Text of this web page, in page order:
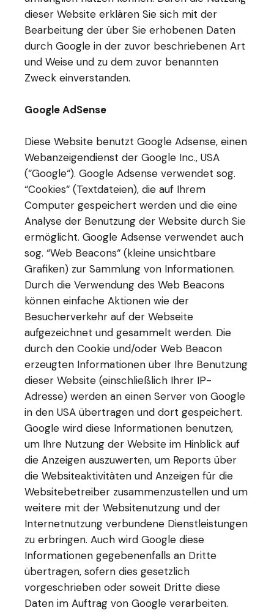
dieser Website erklären Sie sich mit der
Bearbeitung der über Sie erhobenen Daten
durch Google in der zuvor beschriebenen Art
und Weise und zu dem zuvor benannten
Zweck einverstanden.
Google AdSense
Diese Website benutzt Google Adsense, einen
Webanzeigendienst der Google Inc., USA
(“Google“). Google Adsense verwendet sog.
“Cookies“ (Textdateien), die auf Ihrem
Computer gespeichert werden und die eine
Analyse der Benutzung der Website durch Sie
ermöglicht. Google Adsense verwendet auch
sog. “Web Beacons“ (kleine unsichtbare
Grafiken) zur Sammlung von Informationen.
Durch die Verwendung des Web Beacons
können einfache Aktionen wie der
Besucherverkehr auf der Webseite
aufgezeichnet und gesammelt werden. Die
durch den Cookie und/oder Web Beacon
erzeugten Informationen über Ihre Benutzung
dieser Website (einschließlich Ihrer IP-
Adresse) werden an einen Server von Google
in den USA übertragen und dort gespeichert.
Google wird diese Informationen benutzen,
um Ihre Nutzung der Website im Hinblick auf
die Anzeigen auszuwerten, um Reports über
die Websiteaktivitäten und Anzeigen für die
Websitebetreiber zusammenzustellen und um
weitere mit der Websitenutzung und der
Internetnutzung verbundene Dienstleistungen
zu erbringen. Auch wird Google diese
Informationen gegebenenfalls an Dritte
übertragen, sofern dies gesetzlich
vorgeschrieben oder soweit Dritte diese
Daten im Auftrag von Google verarbeiten.